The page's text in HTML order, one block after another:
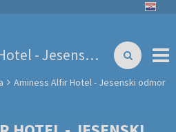
Aminess Alfir Hotel - Jesenski odmor na Korčuli
Aminess Alfir Hotel - Jesenski odmor